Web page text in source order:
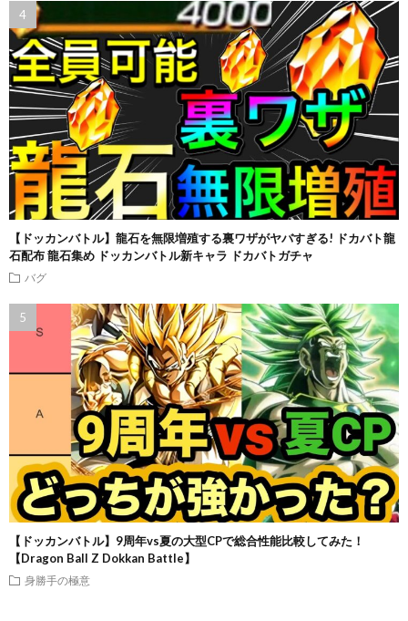
【ドッカンバトル】龍石を無限増殖する裏ワザがヤバすぎる! ドカバト龍
石配布 龍石集め ドッカンバトル新キャラ ドカバトガチャ
バグ
【ドッカンバトル】9周年vs夏の大型CPで総合性能比較してみた！
【Dragon Ball Z Dokkan Battle】
身勝手の極意